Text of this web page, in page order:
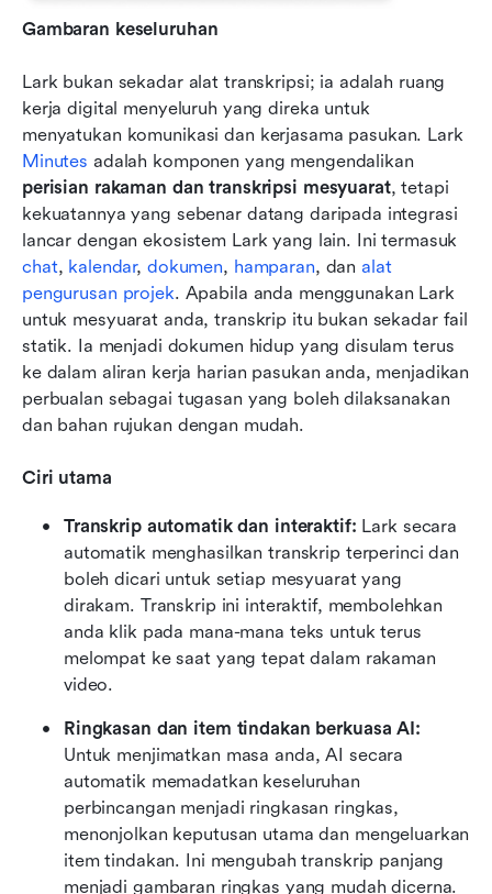
Gambaran keseluruhan
Lark bukan sekadar alat transkripsi; ia adalah ruang
kerja digital menyeluruh yang direka untuk
Minutes
perisian rakaman dan transkripsi mesyuarat, tetapi
kekuatannya yang sebenar datang daripada integrasi
chat, kalendar, dokumen, hamparan, dan alat
pengurusan projek. Apabila anda menggunakan Lark
untuk mesyuarat anda, transkrip itu bukan sekadar fail
statik. Ia menjadi dokumen hidup yang disulam terus
ke dalam aliran kerja harian pasukan anda, menjadikan
perbualan sebagai tugasan yang boleh dilaksanakan
dan bahan rujukan dengan mudah.
Ciri utama
Transkrip automatik dan interaktif: Lark secara
automatik menghasilkan transkrip terperinci dan
boleh dicari untuk setiap mesyuarat yang
dirakam. Transkrip ini interaktif, membolehkan
anda klik pada mana-mana teks untuk terus
melompat ke saat yang tepat dalam rakaman
video.
Untuk menjimatkan masa anda, AI secara
automatik memadatkan keseluruhan
perbincangan menjadi ringkasan ringkas,
menonjolkan keputusan utama dan mengeluarkan
item tindakan. Ini mengubah transkrip panjang
menjadi gambaran ringkas yang mudah dicerna.